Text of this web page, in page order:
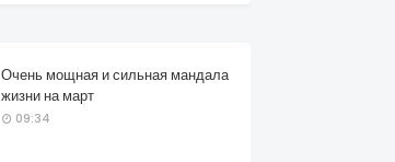
Очень мощная и сильная мандала
жизни на март
09:34